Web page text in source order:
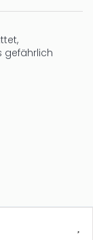
gefährlich